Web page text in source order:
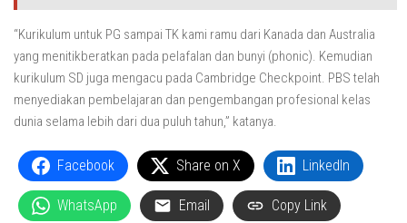
“Kurikulum untuk PG sampai TK kami ramu dari Kanada dan Australia
yang menitikberatkan pada pelafalan dan bunyi (phonic). Kemudian
kurikulum SD juga mengacu pada Cambridge Checkpoint. PBS telah
menyediakan pembelajaran dan pengembangan profesional kelas
dunia selama lebih dari dua puluh tahun,” katanya.
Facebook Share on X LinkedIn
WhatsApp Email Copy Link